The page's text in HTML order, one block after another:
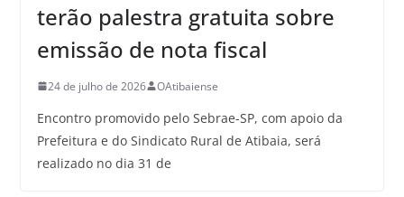
terão palestra gratuita sobre
emissão de nota fiscal
24 de julho de 2026 OAtibaiense
Encontro promovido pelo Sebrae-SP, com apoio da
Prefeitura e do Sindicato Rural de Atibaia, será
realizado no dia 31 de